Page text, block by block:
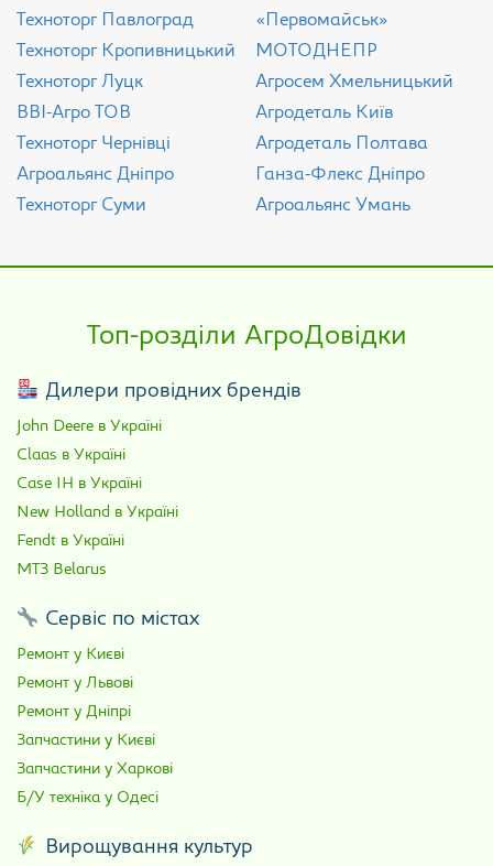
Техноторг Павлоград
Техноторг Кропивницький
Техноторг Луцк
ВВІ-Агро ТОВ
Техноторг Чернівці
Агроальянс Дніпро
Техноторг Суми
«Первомайськ»
МОТОДНЕПР
Агросем Хмельницький
Агродеталь Київ
Агродеталь Полтава
Ганза-Флекс Дніпро
Агроальянс Умань
Топ-розділи АгроДовідки
Дилери провідних брендів
John Deere в Україні
Claas в Україні
Case IH в Україні
New Holland в Україні
Fendt в Україні
МТЗ Belarus
Сервіс по містах
Ремонт у Києві
Ремонт у Львові
Ремонт у Дніпрі
Запчастини у Києві
Запчастини у Харкові
Б/У техніка у Одесі
Вирощування культур